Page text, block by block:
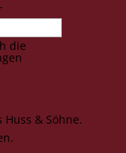
die
& Söhne.